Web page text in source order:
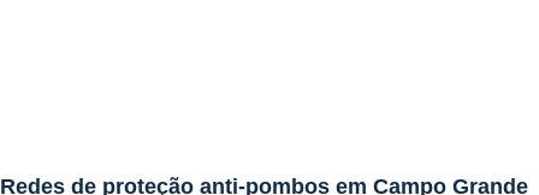
Redes de proteção anti-pombos em Campo Grande